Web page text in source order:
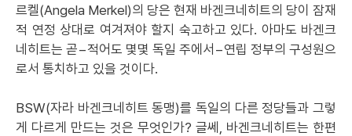
르켈(Angela Merkel)의 당은 현재 바겐크네히트의 당이 잠재
적 연정 상대로 여겨져야 할지 숙고하고 있다. 아마도 바겐크
네히트는 곧−적어도 몇몇 독일 주에서−연립 정부의 구성원으
로서 통치하고 있을 것이다.
BSW(자라 바겐크네히트 동맹)를 독일의 다른 정당들과 그렇
게 다르게 만드는 것은 무엇인가? 글쎄, 바겐크네히트는 한편